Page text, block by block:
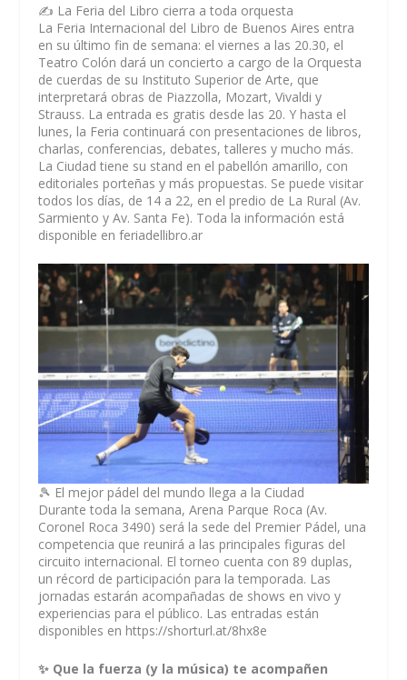
✍️ La Feria del Libro cierra a toda orquesta
La Feria Internacional del Libro de Buenos Aires entra
en su último fin de semana: el viernes a las 20.30, el
Teatro Colón dará un concierto a cargo de la Orquesta
de cuerdas de su Instituto Superior de Arte, que
interpretará obras de Piazzolla, Mozart, Vivaldi y
Strauss. La entrada es gratis desde las 20. Y hasta el
lunes, la Feria continuará con presentaciones de libros,
charlas, conferencias, debates, talleres y mucho más.
La Ciudad tiene su stand en el pabellón amarillo, con
editoriales porteñas y más propuestas. Se puede visitar
todos los días, de 14 a 22, en el predio de La Rural (Av.
Sarmiento y Av. Santa Fe). Toda la información está
disponible en feriadellibro.ar
🎾 El mejor pádel del mundo llega a la Ciudad
Durante toda la semana, Arena Parque Roca (Av.
Coronel Roca 3490) será la sede del Premier Pádel, una
competencia que reunirá a las principales figuras del
circuito internacional. El torneo cuenta con 89 duplas,
un récord de participación para la temporada. Las
jornadas estarán acompañadas de shows en vivo y
experiencias para el público. Las entradas están
disponibles en https://shorturl.at/8hx8e
✨ Que la fuerza (y la música) te acompañen